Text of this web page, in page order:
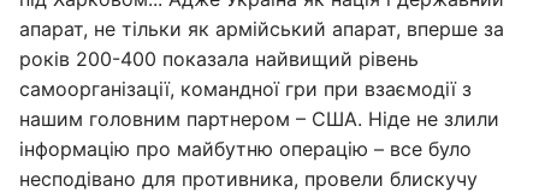
апарат, не тільки як армійський апарат, вперше за
років 200-400 показала найвищий рівень
самоорганізації, командної гри при взаємодії з
нашим головним партнером – США. Ніде не злили
інформацію про майбутню операцію – все було
несподівано для противника, провели блискучу